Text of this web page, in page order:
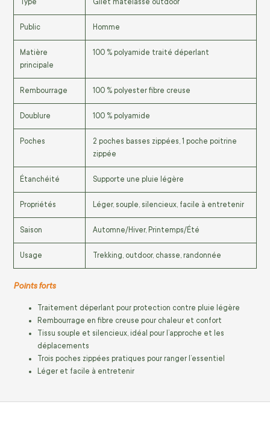
Type Gilet matelassé outdoor
Public Homme
Matière
principale
100 % polyamide traité déperlant
Rembourrage 100 % polyester fibre creuse
Doublure 100 % polyamide
Poches
2 poches basses zippées, 1 poche poitrine
zippée
Étanchéité Supporte une pluie légère
Propriétés Léger, souple, silencieux, facile à entretenir
Saison Automne/Hiver, Printemps/Été
Usage Trekking, outdoor, chasse, randonnée
Points forts
Traitement déperlant pour protection contre pluie légère
Rembourrage en fibre creuse pour chaleur et confort
Tissu souple et silencieux, idéal pour l’approche et les
déplacements
Trois poches zippées pratiques pour ranger l’essentiel
Léger et facile à entretenir